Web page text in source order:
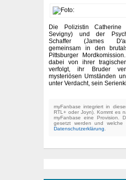
Die Polizistin Catherine
Sevigny) und der
Schaffer (James
gemeinsam in den
Pittsburger
dabei von ihrer
verfolgt, ihr Bruder
mysteriösen Umständen
unter Verdacht, sein
myFanbase integriert in
RTL+ oder Joyn). Kommt es
myFanbase eine Provision.
gesetzt werden und
Datenschutzerklärung